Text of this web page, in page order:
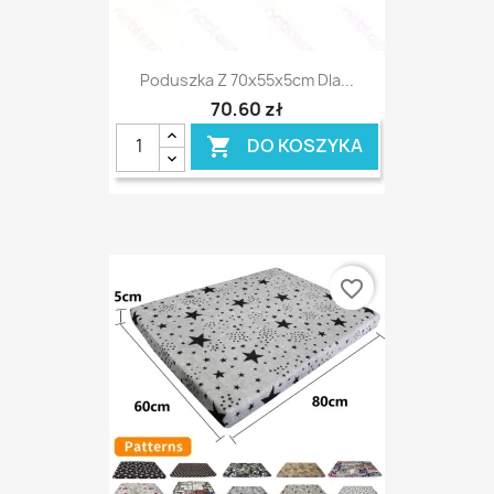
Poduszka Z 70x55x5cm Dla...
70,60 zł
 DO KOSZYKA
favorite_border